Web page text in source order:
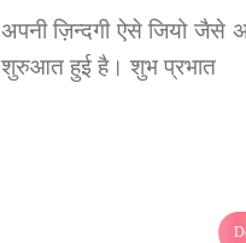
अपनी ज़िन्दगी ऐसे जियो जैसे
शुरुआत हुई है। शुभ प्रभात